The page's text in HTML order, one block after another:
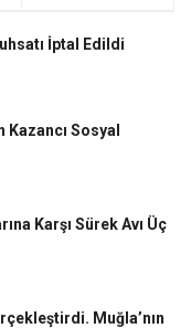
İptal Edildi
Kazancı Sosyal
Karşı Sürek Avı Üç
Muğla’nın